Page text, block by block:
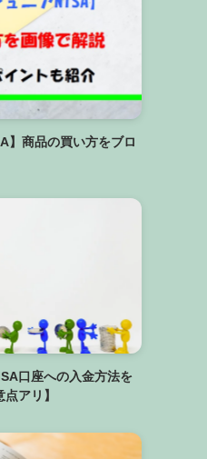
】商品の買い方をブロ
口座への入金方法を
アリ】